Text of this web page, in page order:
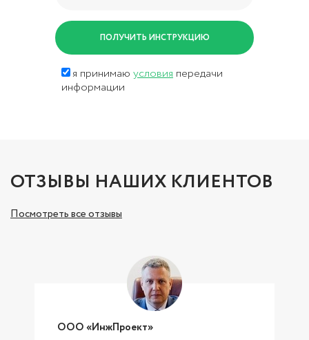
я принимаю условия передачи
информации
ОТЗЫВЫ НАШИХ КЛИЕНТОВ
Посмотреть все отзывы
ООО «ИнжПроект»